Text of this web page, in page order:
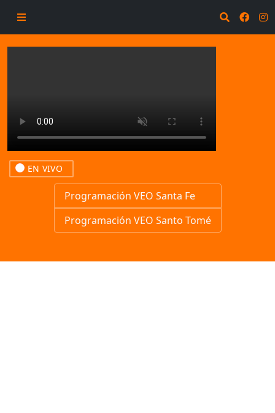
EN VIVO
Programación VEO Santa Fe
Programación VEO Santo Tomé